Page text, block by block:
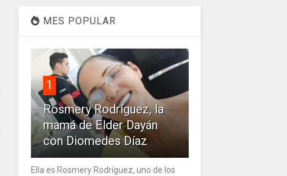
MES POPULAR
1
Rosmery Rodríguez, la
mamá de Elder Dayán
con Diomedes Díaz
Ella es Rosmery Rodríguez, uno de los